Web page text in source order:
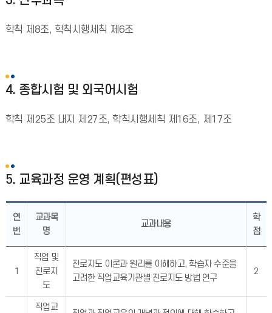
학칙 제8조, 학칙시행세칙 제6조
4. 종합시험 및 외국어시험
학칙 제25조 내지 제27조, 학칙시행세칙 제16조, 제17조
5. 교육과정 운영 계획(편성표)
연
번
교과목
명
교과내용
학
점
1
직업 및
진로지
도
진로지도 이론과 원리를 이해하고, 학습자 수준을
고려한 직업교육기관별 진로지도 방법 연구
2
직업교